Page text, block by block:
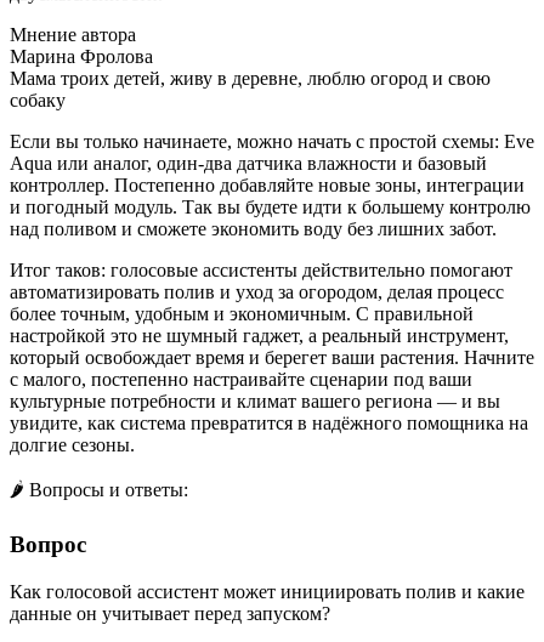
Мнение автора
Марина Фролова
Мама троих детей, живу в деревне, люблю огород и свою
собаку
Если вы только начинаете, можно начать с простой схемы: Eve
Aqua или аналог, один-два датчика влажности и базовый
контроллер. Постепенно добавляйте новые зоны, интеграции
и погодный модуль. Так вы будете идти к большему контролю
над поливом и сможете экономить воду без лишних забот.
Итог таков: голосовые ассистенты действительно помогают
автоматизировать полив и уход за огородом, делая процесс
более точным, удобным и экономичным. С правильной
настройкой это не шумный гаджет, а реальный инструмент,
который освобождает время и берегет ваши растения. Начните
с малого, постепенно настраивайте сценарии под ваши
культурные потребности и климат вашего региона — и вы
увидите, как система превратится в надёжного помощника на
долгие сезоны.
🌶️ Вопросы и ответы:
Вопрос
Как голосовой ассистент может инициировать полив и какие
данные он учитывает перед запуском?